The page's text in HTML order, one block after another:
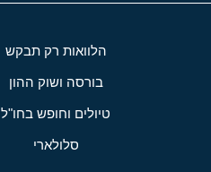
הלוואות רק תבקש
בורסה ושוק ההון
טיולים וחופש בחו"ל
סלולארי